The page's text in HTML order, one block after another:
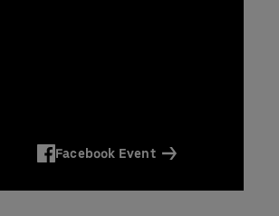
Facebook Event